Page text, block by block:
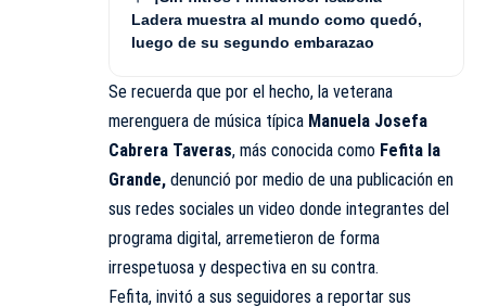
Ladera muestra al mundo como quedó,
luego de su segundo embarazao
Se recuerda que por el hecho, la veterana
merenguera de música típica Manuela Josefa
Cabrera Taveras, más conocida como Fefita la
Grande, denunció por medio de una publicación en
sus redes sociales un video donde integrantes del
programa digital, arremetieron de forma
irrespetuosa y despectiva en su contra.
Fefita, invitó a sus seguidores a reportar sus